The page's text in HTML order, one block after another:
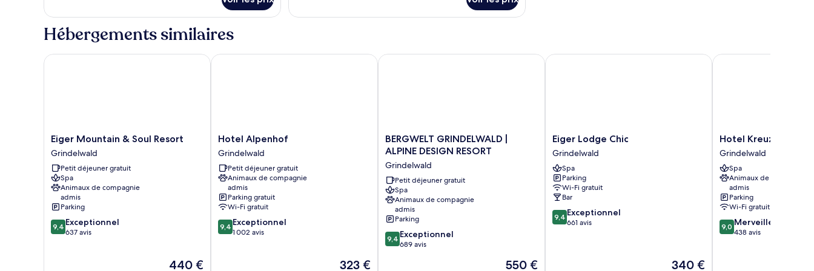
chambre :
Wetterhorn
Room
le
type
de
Wetterhorn
chambre :
Room
le
Standard
Hébergements similaires
Eiger
Mountain
&
Soul
Resort
Grindelwald
Eiger Mountain & Soul Resort
Grindelwald
Petit déjeuner gratuit
Spa
Animaux de compagnie
admis
Parking
9.4
sur
9,4 Exceptionnel
637 avis
Le
440 €
Eiger Mountain & Soul Resort
Hotel
Alpenhof
Grindelwald
Hotel Alpenhof
Grindelwald
Petit déjeuner gratuit
Animaux de compagnie
admis
Parking gratuit
Wi-Fi gratuit
9.4
sur
9,4 Exceptionnel
1 002 avis
Le
323 €
Hotel Alpenhof
BERGWELT
GRINDELWALD
ALPINE
DESIGN
RESORT
Grindelwald
BERGWELT GRINDELWALD |
ALPINE DESIGN RESORT
Grindelwald
Petit déjeuner gratuit
Spa
Animaux de compagnie
admis
Parking
9.4
sur
9,4 Exceptionnel
689 avis
Le
550 €
BERGWELT GRINDELWALD | ALPINE DESIGN RESORT
Eiger
Lodge
Chic
Grindelwald
Eiger Lodge Chic
Grindelwald
Spa
Parking
Wi-Fi gratuit
Bar
9.4
sur
9,4 Exceptionnel
661 avis
Le
340 €
Eiger Lodge Chic
Hotel
Kreuz
&
Post
Grindelwald
Hotel Kreuz & Post
Grindelwald
Spa
Animaux de compagnie
admis
Parking
Wi-Fi gratuit
9.0
sur
9,0 Merveilleux
438 avis
Hotel Kreuz & Post